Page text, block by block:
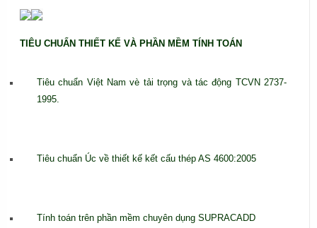
TIÊU CHUẨN THIẾT KẾ VÀ PHẦN MỀM TÍNH TOÁN
Tiêu chuẩn Việt Nam vè tải trọng và tác động TCVN 2737-
1995.
Tiêu chuẩn Úc về thiết kế kết cấu thép AS 4600:2005
Tính toán trên phần mềm chuyên dụng SUPRACADD